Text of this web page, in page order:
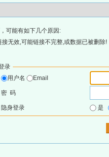
可能有如下几个原因:
无效,可能链接不完整,或数据已被删除!
录
用户名
Email
密 码
隐身登录 是